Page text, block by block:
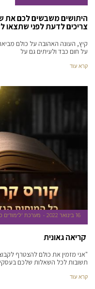
היתושים משבשים לכם את
צריכים לדעת לפני שתצאו
קיץ, העונה האהובה על כולם
על חום כבד ולעיתים גם על
קרא עוד
16 בינואר 2022 מערכת 'לימודים
קריאה גאונית
"אני מזמין את כולם להצטרף
תשובות לכל השאלות שלכם
קרא עוד